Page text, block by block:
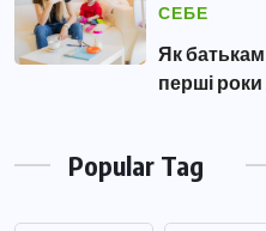
СЕБЕ
Як
перші
Popular Tag